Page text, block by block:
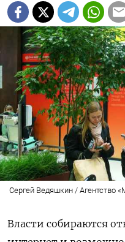
Сергей Ведяшкин / Агентство
Власти собираются